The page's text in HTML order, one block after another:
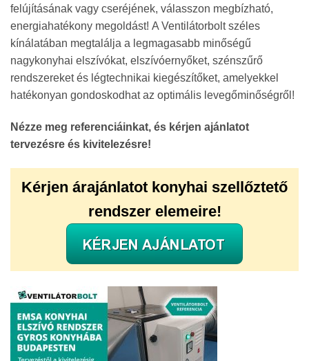
felújításának vagy cseréjének, válasszon megbízható,
energiahatékony megoldást! A Ventilátorbolt széles
kínálatában megtalálja a legmagasabb minőségű
nagykonyhai elszívókat, elszívóernyőket, szénszűrő
rendszereket és légtechnikai kiegészítőket, amelyekkel
hatékonyan gondoskodhat az optimális levegőminőségről!
Nézze meg referenciáinkat, és kérjen ajánlatot
tervezésre és kivitelezésre!
Kérjen árajánlatot konyhai szellőztető
rendszer elemeire!